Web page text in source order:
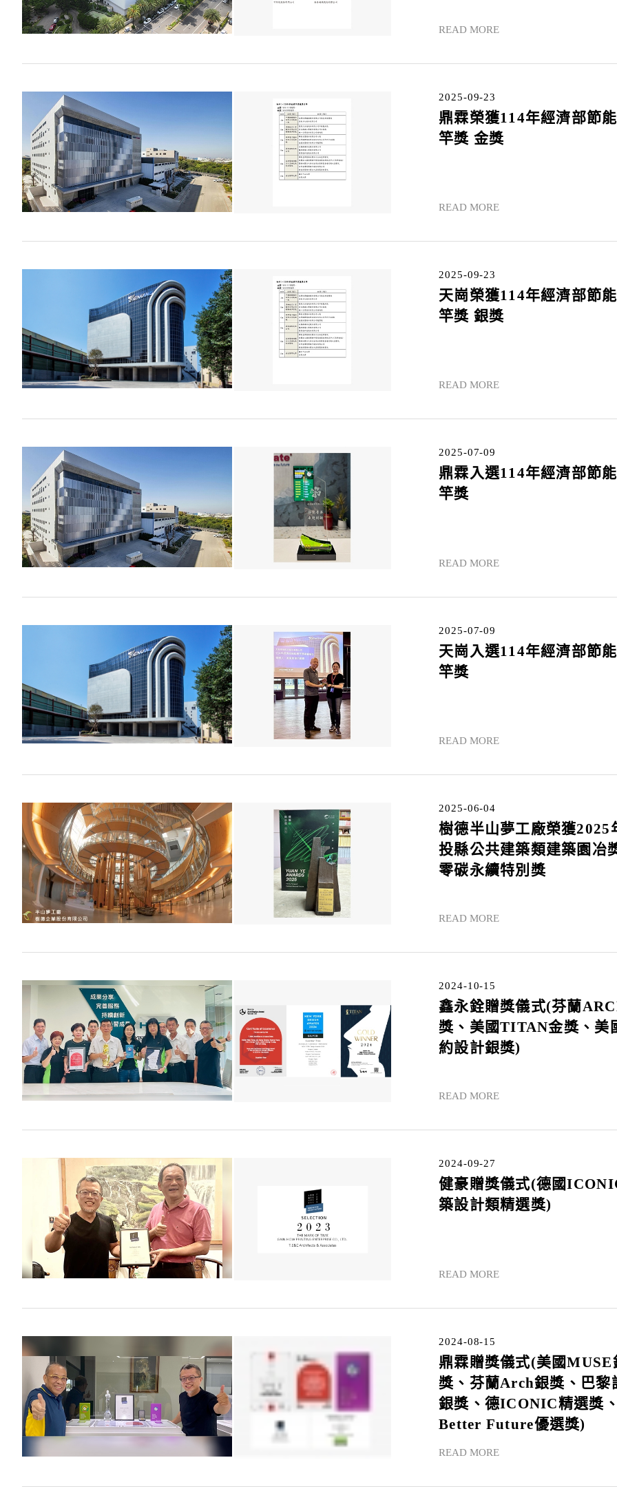
READ MORE
2025-09-23
鼎霖榮獲114年經濟部節
竿獎 金獎
READ MORE
2025-09-23
天崗榮獲114年經濟部節
竿獎 銀獎
READ MORE
2025-07-09
鼎霖入選114年經濟部節
竿獎
READ MORE
2025-07-09
天崗入選114年經濟部節
竿獎
READ MORE
2025-06-04
樹德半山夢工廠榮獲2025
投縣公共建築類建築園冶
零碳永續特別獎
READ MORE
2024-10-15
鑫永銓贈獎儀式(芬蘭
獎、美國TITAN金獎、美
約設計銀獎)
READ MORE
2024-09-27
健豪贈獎儀式(德國
築設計類精選獎)
READ MORE
2024-08-15
鼎霖贈獎儀式(美國MUSE
獎、芬蘭Arch銀獎、巴黎
銀獎、德ICONIC精選獎、
Better Future優選獎)
READ MORE